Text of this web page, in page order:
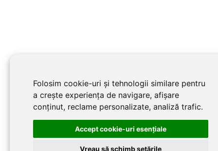
Folosim cookie-uri și tehnologii similare pentru
a crește experiența de navigare, afișare
conținut, reclame personalizate, analiză trafic.
Accept cookie-uri esenţiale
Vreau să schimb setările